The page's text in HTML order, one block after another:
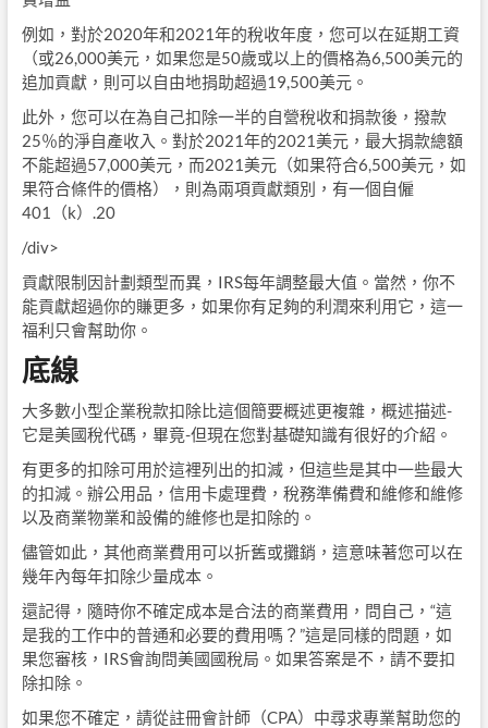
例如，對於2020年和2021年的稅收年度，您可以在延期工資
（或26,000美元，如果您是50歲或以上的價格為6,500美元的
追加貢獻，則可以自由地捐助超過19,500美元。
此外，您可以在為自己扣除一半的自營稅收和捐款後，撥款
25％的淨自產收入。對於2021年的2021美元，最大捐款總額
不能超過57,000美元，而2021美元（如果符合6,500美元，如
果符合條件的價格），則為兩項貢獻類別，有一個自僱
401（k）.20
/div>
貢獻限制因計劃類型而異，IRS每年調整最大值。當然，你不
能貢獻超過你的賺更多，如果你有足夠的利潤來利用它，這一
福利只會幫助你。
底線
大多數小型企業稅款扣除比這個簡要概述更複雜，概述描述-
它是美國稅代碼，畢竟-但現在您對基礎知識有很好的介紹。
有更多的扣除可用於這裡列出的扣減，但這些是其中一些最大
的扣減。辦公用品，信用卡處理費，稅務準備費和維修和維修
以及商業物業和設備的維修也是扣除的。
儘管如此，其他商業費用可以折舊或攤銷，這意味著您可以在
幾年內每年扣除少量成本。
還記得，隨時你不確定成本是合法的商業費用，問自己，“這
是我的工作中的普通和必要的費用嗎？”這是同樣的問題，如
果您審核，IRS會詢問美國國稅局。如果答案是不，請不要扣
除扣除。
如果您不確定，請從註冊會計師（CPA）中尋求專業幫助您的